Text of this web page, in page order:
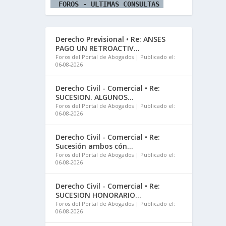
  FOROS - ULTIMAS CONSULTAS
Derecho Previsional • Re: ANSES
PAGO UN RETROACTIV...
Foros del Portal de Abogados
Publicado el:
06-08-2026
Derecho Civil - Comercial • Re:
SUCESION. ALGUNOS...
Foros del Portal de Abogados
Publicado el:
06-08-2026
Derecho Civil - Comercial • Re:
Sucesión ambos cón...
Foros del Portal de Abogados
Publicado el:
06-08-2026
Derecho Civil - Comercial • Re:
SUCESION HONORARIO...
Foros del Portal de Abogados
Publicado el:
06-08-2026